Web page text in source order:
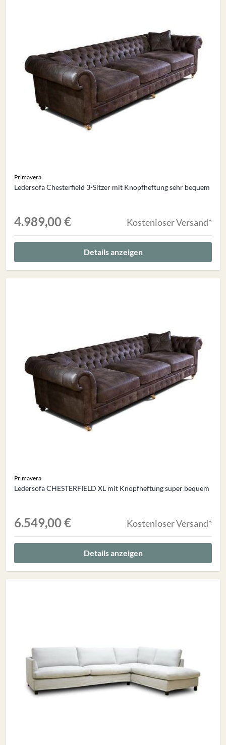
Primavera
Ledersofa Chesterfield 3-Sitzer mit Knopfheftung sehr bequem
4.989,00 € Kostenloser Versand*
Details anzeigen
Primavera
Ledersofa CHESTERFIELD XL mit Knopfheftung super bequem
6.549,00 € Kostenloser Versand*
Details anzeigen